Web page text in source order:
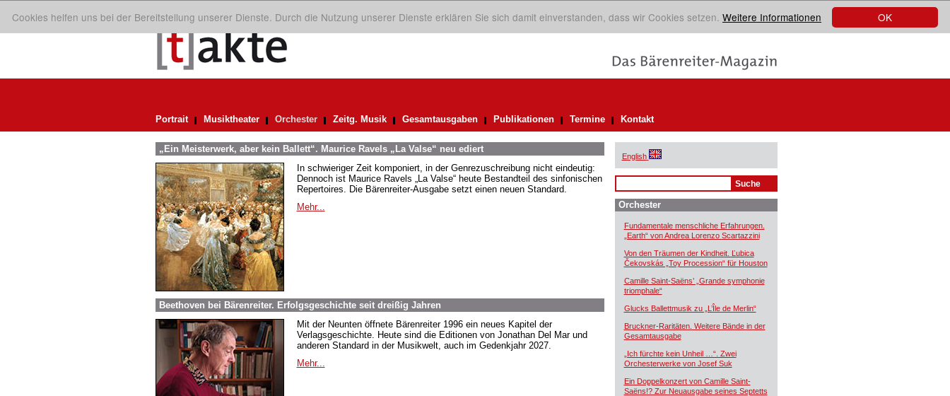
OK
Cookies helfen uns bei der Bereitstellung unserer Dienste. Durch die Nutzung unserer Dienste erklären Sie sich damit einverstanden, dass wir Cookies setzen. Weitere Informationen
Portrait Musiktheater Orchester Zeitg. Musik Gesamtausgaben Publikationen Termine Kontakt
„Ein Meisterwerk, aber kein Ballett“. Maurice Ravels „La Valse“ neu ediert
In schwieriger Zeit komponiert, in der Genrezuschreibung nicht eindeutig:
Dennoch ist Maurice Ravels „La Valse“ heute Bestandteil des sinfonischen
Repertoires. Die Bärenreiter-Ausgabe setzt einen neuen Standard.
Mehr...
Beethoven bei Bärenreiter. Erfolgsgeschichte seit dreißig Jahren
Mit der Neunten öffnete Bärenreiter 1996 ein neues Kapitel der
Verlagsgeschichte. Heute sind die Editionen von Jonathan Del Mar und
anderen Standard in der Musikwelt, auch im Gedenkjahr 2027.
Mehr...
English
Orchester
Fundamentale menschliche Erfahrungen.
„Earth“ von Andrea Lorenzo Scartazzini
Von den Träumen der Kindheit. Ľubica
Čekovskás „Toy Procession“ für Houston
Camille Saint-Saëns’ „Grande symphonie
triomphale“
Glucks Ballettmusik zu „L’Île de Merlin“
Bruckner-Raritäten. Weitere Bände in der
Gesamtausgabe
„Ich fürchte kein Unheil …“. Zwei
Orchesterwerke von Josef Suk
Ein Doppelkonzert von Camille Saint-
Saëns!? Zur Neuausgabe seines Septetts